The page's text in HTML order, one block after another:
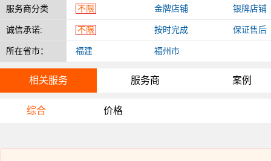
服务商分类 不限 金牌店铺 银牌店铺
诚信承诺: 不限 按时完成 保证售后
所在省市： 福建 福州市
相关服务 服务商 案例
综合 价格